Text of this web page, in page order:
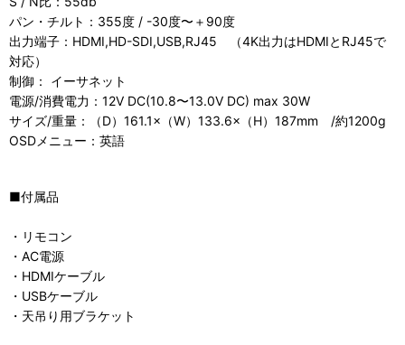
パン・チルト：355度 / -30度〜＋90度
出力端子：HDMI,HD-SDI,USB,RJ45 （4K出力はHDMIとRJ45で
対応）
制御： イーサネット
電源/消費電力：12V DC(10.8〜13.0V DC) max 30W
サイズ/重量：（D）161.1×（W）133.6×（H）187mm /約1200g
OSDメニュー：英語
■付属品
・リモコン
・AC電源
・HDMIケーブル
・USBケーブル
・天吊り用ブラケット